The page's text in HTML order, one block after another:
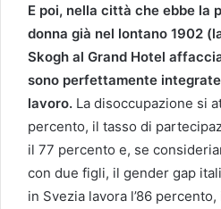
E poi, nella città che ebbe la
donna già nel lontano 1902
Skogh al Grand Hotel
sono perfettamente
lavoro. La disoccupazione si
percento, il tasso di
il 77 percento e, se
con due figli, il gender gap
in Svezia lavora l’86